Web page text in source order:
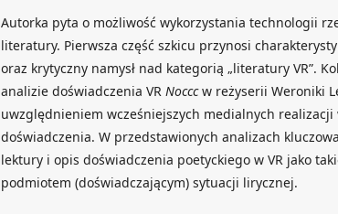
Autorka pyta o możliwość wykorzystania technologii
literatury. Pierwsza część szkicu przynosi
oraz krytyczny namysł nad kategorią „literatury VR”.
analizie doświadczenia VR Nocccw reżyserii Weroniki
uwzględnieniem wcześniejszych medialnych realizacji
doświadczenia. W przedstawionych analizach
lektury i opis doświadczenia poetyckiego w VR jako
podmiotem (doświadczającym) sytuacji lirycznej.